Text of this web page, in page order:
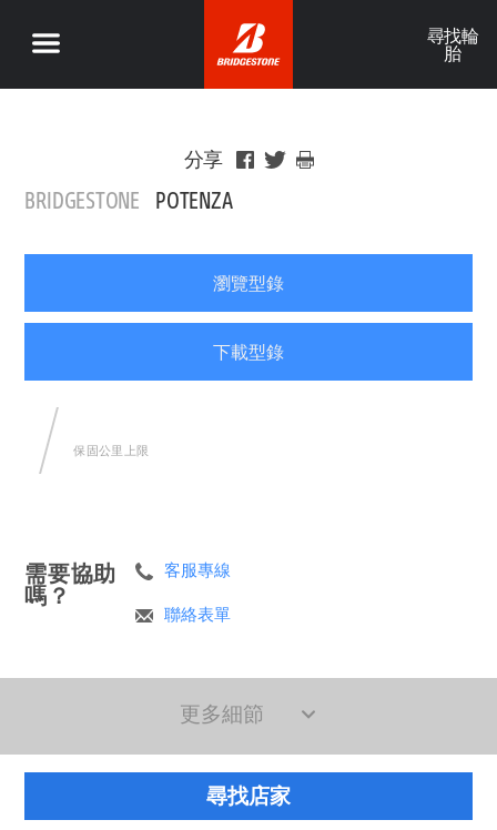
尋找輪
胎
分享
BRIDGESTONE POTENZA
瀏覽型錄
下載型錄
保固公里上限
需要協助
嗎？
客服專線
聯絡表單
更多細節
尋找店家